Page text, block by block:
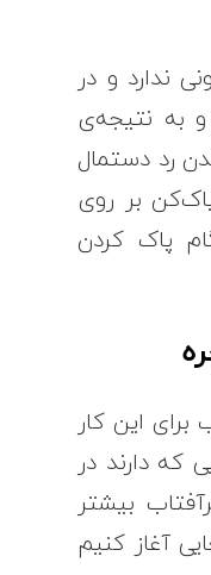
ندارد و در
و به نتیجه‌ی
رد دستمال
بر روی
پاک کردن
این کار
دارند در
بیشتر
آغاز کنیم